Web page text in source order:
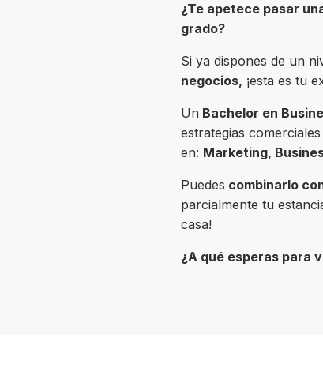
¿Te apetece pasar
grado?
Si ya dispones de un
negocios, ¡esta es tu
Un Bachelor en
estrategias
en: Marketing,
Puedes combinarlo
parcialmente tu
casa!
¿A qué esperas para